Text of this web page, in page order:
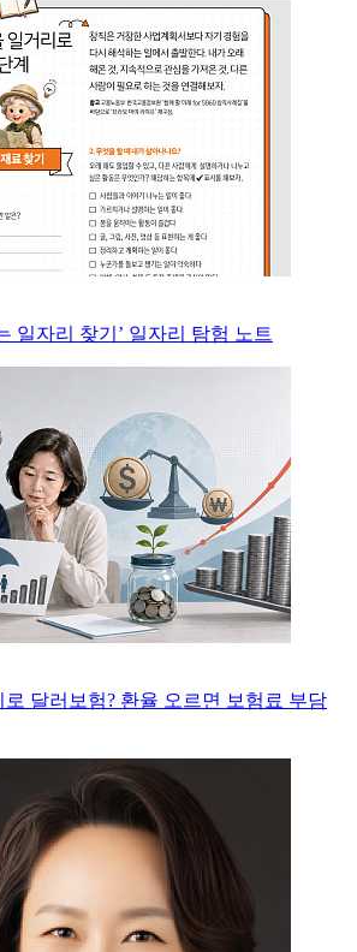
일자리 찾기’ 일자리 탐험 노트
로 달러보험? 환율 오르면 보험료 부담